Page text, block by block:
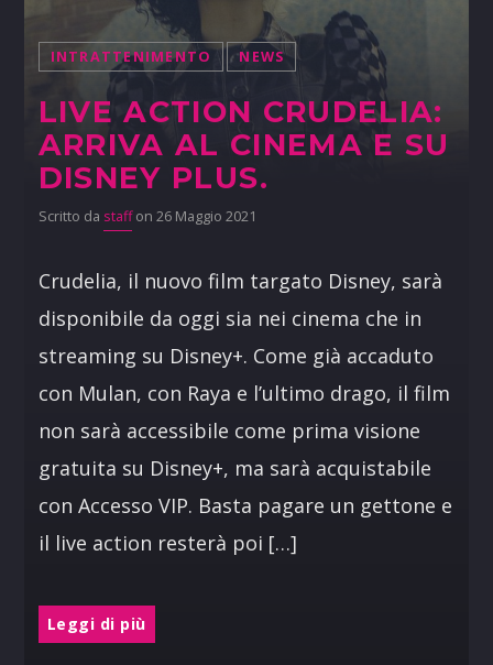
INTRATTENIMENTO NEWS
LIVE ACTION CRUDELIA:
ARRIVA AL CINEMA E SU
DISNEY PLUS.
Scritto da staffon 26 Maggio 2021
Crudelia, il nuovo film targato Disney, sarà
disponibile da oggi sia nei cinema che in
streaming su Disney+. Come già accaduto
con Mulan, con Raya e l’ultimo drago, il film
non sarà accessibile come prima visione
gratuita su Disney+, ma sarà acquistabile
con Accesso VIP. Basta pagare un gettone e
il live action resterà poi […]
Leggi di più